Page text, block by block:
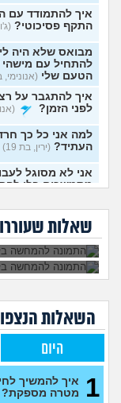
איך להתמודד עם
התקף פסיכוטי?
מבואס שלא היה
להתחיל עם מישהי
הטעם שלי (אנונימי, בן
איך להתגבר על
לפני הזמן?
למה אני כל כך
העתיד? (ירין, בת 19)
אני לא מסוגל
מתמשכים בלי
בעלי חסר רגשות
(אנונימית, בת 33)
מרגיש תקוע בחיים,
להתמודד? (zak, בן 25)
(אנוני, בת 18)
איך לספר לבן זוג
תקיפה מינית?
אני כבר לא נער.
למה אני לא מקבל
כבר לא ילד יותר?
שאלות שעוררו
הגיוני שפסיכיאטר
OCD, איך להתמודד
עם הדיכאון?
השאלות
היום
1
איך להמשיך
מטרה מספקת?